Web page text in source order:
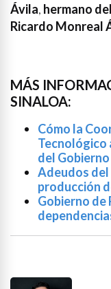
Ávila, hermano
Ricardo Monreal
MÁS
SINALOA:
Cómo la
Tecnológico
del
Adeudos del
producción
Gobierno de